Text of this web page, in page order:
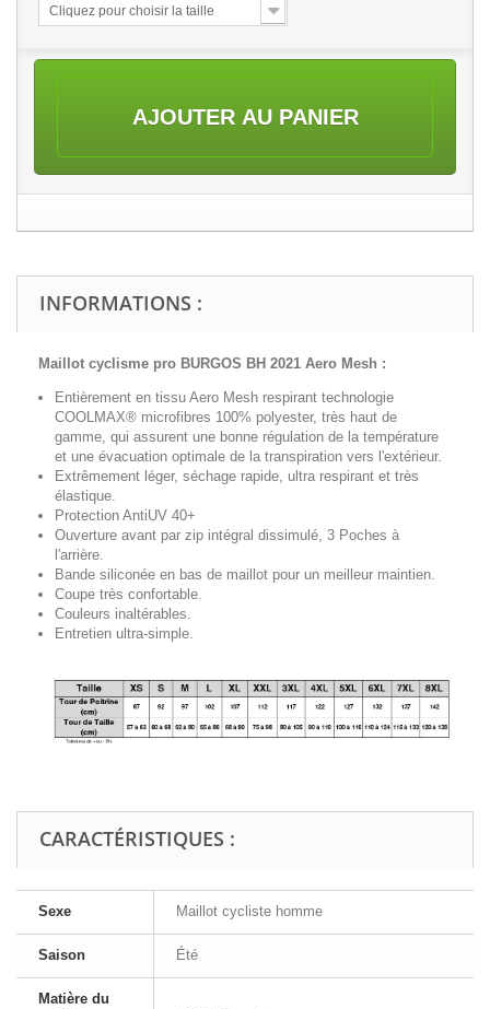
Cliquez pour choisir la taille
AJOUTER AU PANIER
INFORMATIONS :
Maillot cyclisme pro BURGOS BH 2021 Aero Mesh :
Entièrement en tissu Aero Mesh respirant technologie
COOLMAX® microfibres 100% polyester, très haut de
gamme, qui assurent une bonne régulation de la température
et une évacuation optimale de la transpiration vers l'extérieur.
Extrêmement léger, séchage rapide, ultra respirant et très
élastique.
Protection AntiUV 40+
Ouverture avant par zip intégral dissimulé, 3 Poches à
l'arrière.
Bande siliconée en bas de maillot pour un meilleur maintien.
Coupe très confortable.
Couleurs inaltérables.
Entretien ultra-simple.
CARACTÉRISTIQUES :
Sexe Maillot cycliste homme
Saison Été
Matière du